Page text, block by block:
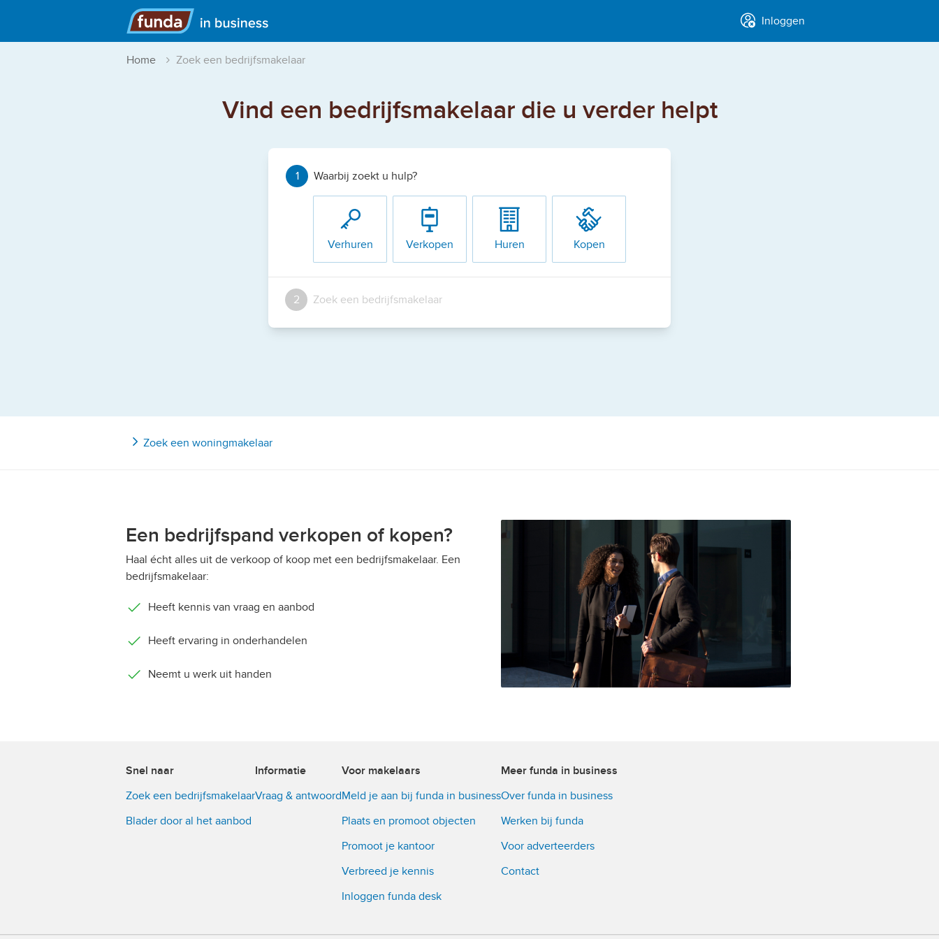
Hoofdmenu
Inloggen
Home Zoek een bedrijfsmakelaar
Vind een bedrijfsmakelaar die u verder helpt
1 Waarbij zoekt u hulp?
Verhuren Verkopen Huren Kopen
2 Zoek een bedrijfsmakelaar
Zoek een woningmakelaar
Een bedrijfspand verkopen of kopen?
Haal écht alles uit de verkoop of koop met een bedrijfsmakelaar. Een
bedrijfsmakelaar:
Heeft kennis van vraag en aanbod
Heeft ervaring in onderhandelen
Neemt u werk uit handen
Snel naar
Zoek een bedrijfsmakelaar
Blader door al het aanbod
Informatie
Vraag & antwoord
Voor makelaars
Meld je aan bij funda in business
Plaats en promoot objecten
Promoot je kantoor
Verbreed je kennis
Inloggen funda desk
Meer funda in business
Over funda in business
Werken bij funda
Voor adverteerders
Contact